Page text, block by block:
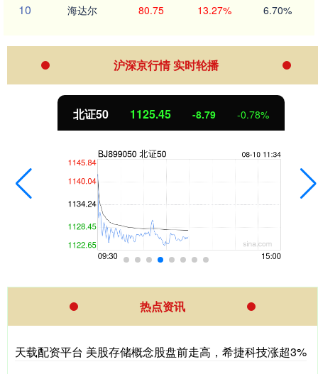
10 海达尔 80.75 13.27% 6.70%
沪深京行情 实时轮播
北证50 1125.45 -8.79 -0.78%
热点资讯
天载配资平台 美股存储概念股盘前走高，希捷科技涨超3%